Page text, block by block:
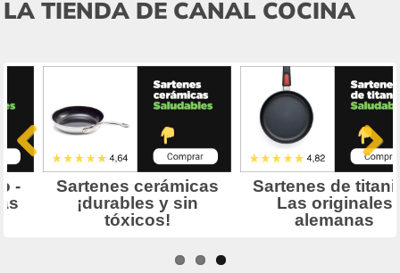
LA TIENDA DE CANAL COCINA